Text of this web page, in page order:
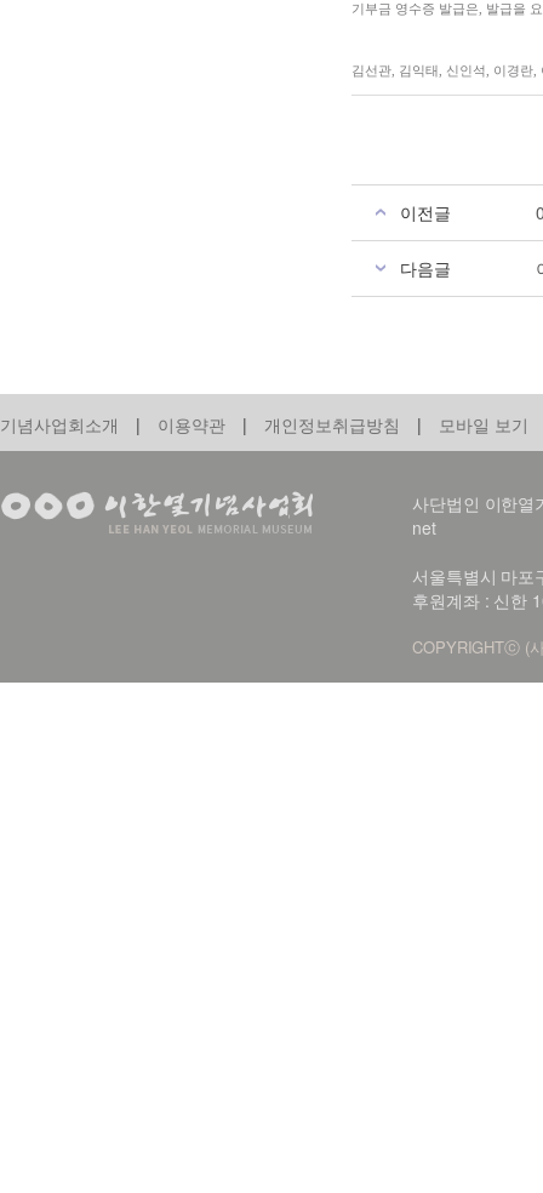
기부금 영수증 발급은, 발급을
김선관, 김익태, 신인석, 이경
이전글
다음글
기념사업회소개 | 이용약관 | 개인정보취급방침 | 모바일 보기
사단법인 이한
net
서울특별시 마
후원계좌 : 신한
COPYRIGHTⓒ (